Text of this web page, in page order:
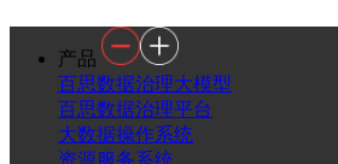
产品
百思数据治理大模型
百思数据治理平台
大数据操作系统